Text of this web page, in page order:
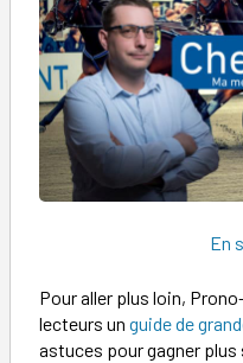
En
Pour aller plus loin,
lecteurs un guide de
astuces pour gagner